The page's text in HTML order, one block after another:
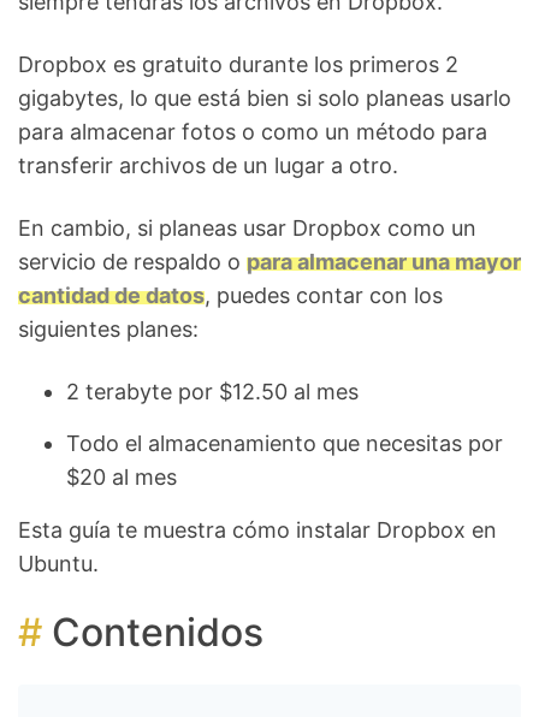
Dropbox es gratuito durante los primeros 2
gigabytes, lo que está bien si solo planeas usarlo
para almacenar fotos o como un método para
transferir archivos de un lugar a otro.
En cambio, si planeas usar Dropbox como un
servicio de respaldo o para almacenar una mayor
cantidad de datos, puedes contar con los
siguientes planes:
2 terabyte por $12.50 al mes
Todo el almacenamiento que necesitas por
$20 al mes
Esta guía te muestra cómo instalar Dropbox en
Ubuntu.
Contenidos